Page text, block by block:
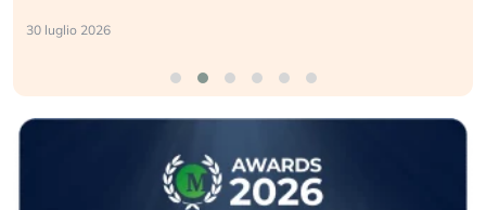
30 luglio 2026